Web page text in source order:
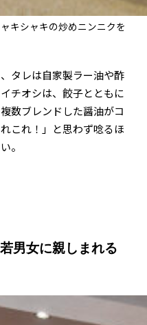
キシャキの炒めニンニクを
タレは自家製ラー油や酢
チオシは、餃子とともに
数ブレンドした醤油がコ
これ！」と思わず唸るほ
。
男女に親しまれる